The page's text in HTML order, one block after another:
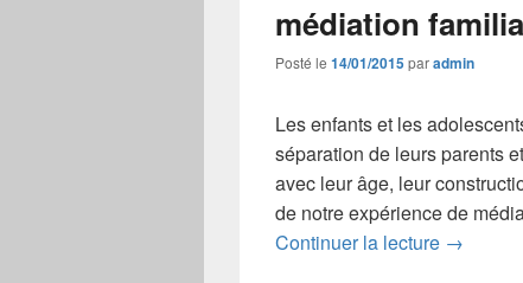
médiation
Posté le 14/01/2015paradmin
Les enfants et les
séparation de leurs parents
avec leur âge, leur
de notre expérience de
Continuer la lecture Parents/
→